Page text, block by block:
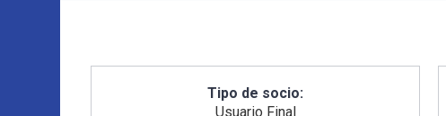
Tipo de socio:
Usuario Final